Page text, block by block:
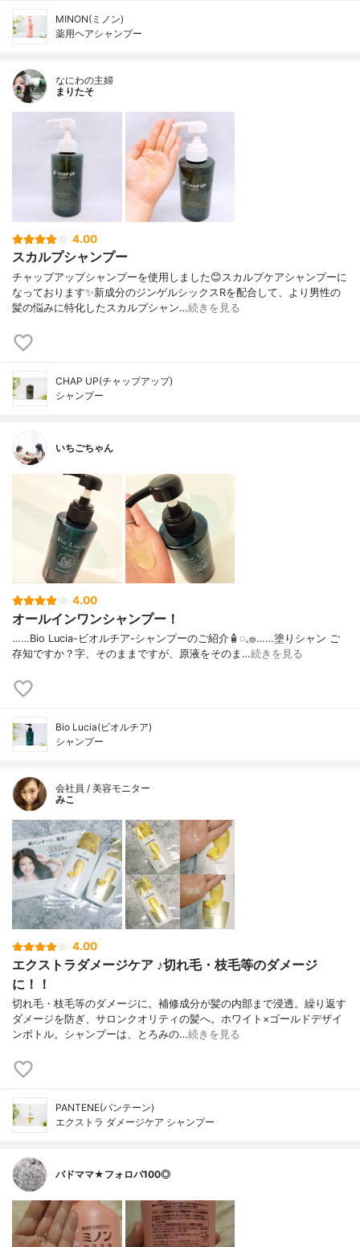
MINON(ミノン)
薬用ヘアシャンプー
なにわの主婦
まりたそ
4.00
スカルプシャンプー
チャップアップシャンプーを使用しました😊スカルプケアシャンプーに
なっております✨新成分のジンゲルシックスRを配合して、より男性の
髪の悩みに特化したスカルプシャン…続きを見る
CHAP UP(チャップアップ)
シャンプー
いちごちゃん
4.00
オールインワンシャンプー！
……⁡Bio Lucia⁡⁡-ビオルチア-⁡⁡シャンプー⁡⁡のご紹介🧴‎◌𓈒𓐍⁡……⁡⁡⁡⁡塗りシャン ご
存知ですか？⁡⁡⁡⁡字、そのままですが、⁡原液をそのま…続きを見る
Bio Lucia(ビオルチア)
シャンプー
会社員 / 美容モニター
みこ
4.00
エクストラダメージケア ♪切れ毛・枝毛等のダメージ
に！！
切れ毛・枝毛等のダメージに。補修成分が髪の内部まで浸透。繰り返す
ダメージを防ぎ、サロンクオリティの髪へ。ホワイト×ゴールドデザイ
ンボトル。シャンプーは、とろみの…続きを見る
PANTENE(パンテーン)
エクストラ ダメージケア シャンプー
バドママ★フォロバ100◎